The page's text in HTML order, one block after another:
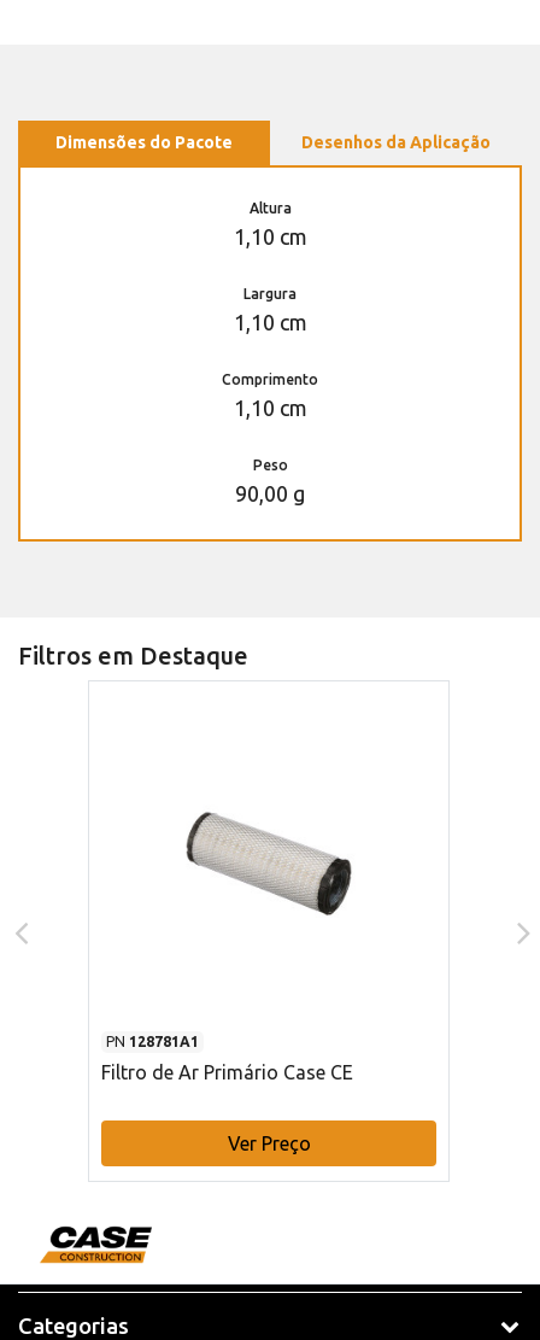
Dimensões do Pacote Desenhos da Aplicação
Altura
1,10 cm
Largura
1,10 cm
Comprimento
1,10 cm
Peso
90,00 g
Filtros em Destaque
PN 128781A1
Filtro de Ar Primário Case CE
Ver Preço
Categorias